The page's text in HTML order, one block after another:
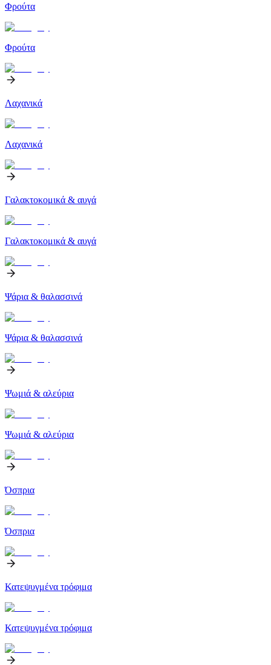
Φρούτα
Φρούτα
Λαχανικά
Λαχανικά
Γαλακτοκομικά & αυγά
Γαλακτοκομικά & αυγά
Ψάρια & θαλασσινά
Ψάρια & θαλασσινά
Ψωμιά & αλεύρια
Ψωμιά & αλεύρια
Όσπρια
Όσπρια
Κατεψυγμένα τρόφιμα
Κατεψυγμένα τρόφιμα